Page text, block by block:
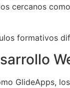
cercanos
formativos
GlideApps,